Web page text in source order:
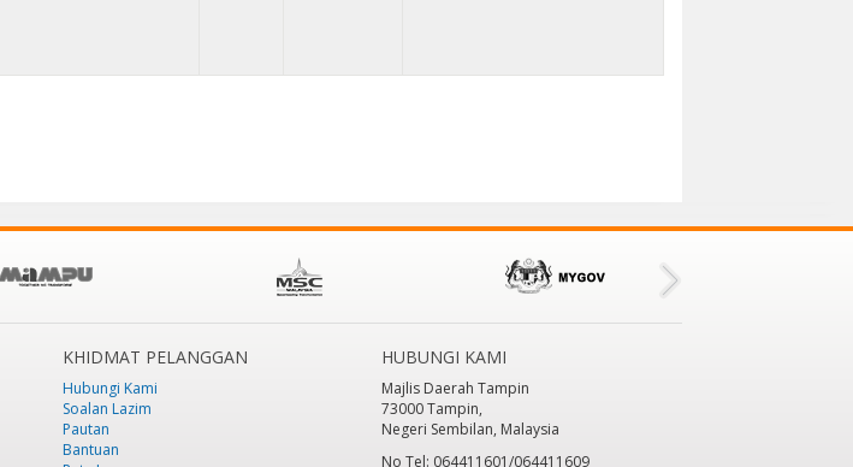
KHIDMAT PELANGGAN
Hubungi Kami
Soalan Lazim
Pautan
Bantuan
HUBUNGI KAMI
Majlis Daerah Tampin
73000 Tampin,
Negeri Sembilan, Malaysia
No Tel: 064411601/064411609